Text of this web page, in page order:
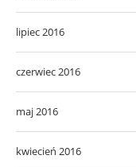
lipiec 2016
czerwiec 2016
maj 2016
kwiecień 2016